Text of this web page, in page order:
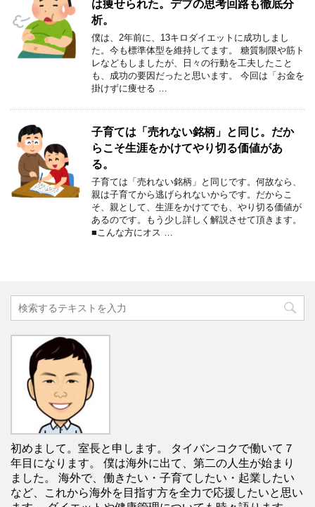
は痩せられた。デブの思考回路も徹底分
析。
僕は、2年前に、13キロダイエットに成功しまし
た。今も標準体型を維持してます。 糖質制限や筋ト
レなどもしましたが、日々の行動を工夫したこと
も、成功の要因だったと思います。 今回は「お金を
掛けずに痩せる …
子育ては「売れない銘柄」と同じ。だか
らこそ生涯をかけてやり切る価値があ
る。
子育ては「売れない銘柄」と同じです。何故なら、
親は子育てから逃げられないからです。だからこ
そ、親として、生涯をかけてでも、やり切る価値が
あるのです。もう少し詳しく解説させて頂きます。
■こんな方にオス …
初めまして。室長と申します。 タイバンコクで働いて７
年目になります。 僕は海外に出て、第二の人生が始まり
ました。 海外で、働きたい・子育てしたい・起業したい
など、これから海外を目指す方を全力で応援したいと思い